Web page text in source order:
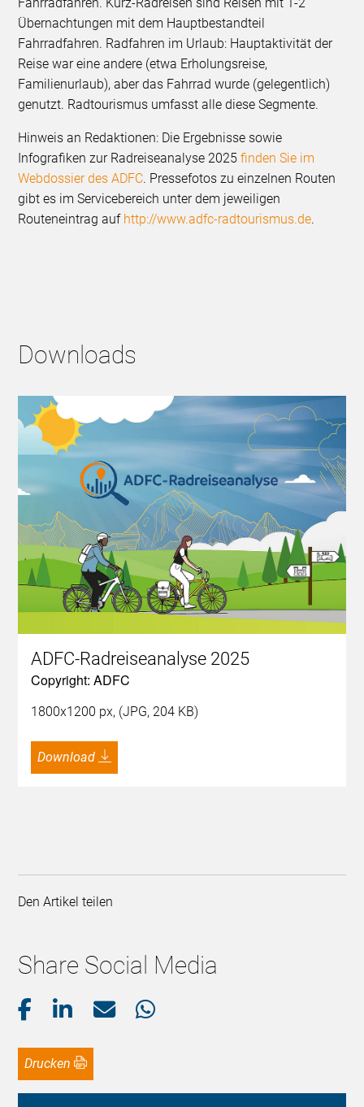
Fahrradfahren. Kurz-Radreisen sind Reisen mit 1-2
Übernachtungen mit dem Hauptbestandteil
Fahrradfahren. Radfahren im Urlaub: Hauptaktivität der
Reise war eine andere (etwa Erholungsreise,
Familienurlaub), aber das Fahrrad wurde (gelegentlich)
genutzt. Radtourismus umfasst alle diese Segmente.
Hinweis an Redaktionen: Die Ergebnisse sowie
Infografiken zur Radreiseanalyse 2025finden Sie im
Webdossier des ADFC. Pressefotos zu einzelnen Routen
gibt es im Servicebereich unter dem jeweiligen
Routeneintrag auf http://www.adfc-radtourismus.de.
Downloads
ADFC-Radreiseanalyse 2025
Copyright: ADFC
1800x1200 px, (JPG, 204 KB)
Download
Den Artikel teilen
Share Social Media
Drucken